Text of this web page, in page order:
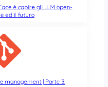
è capire gli LLM open-
ed il futuro
management | Parte 3: